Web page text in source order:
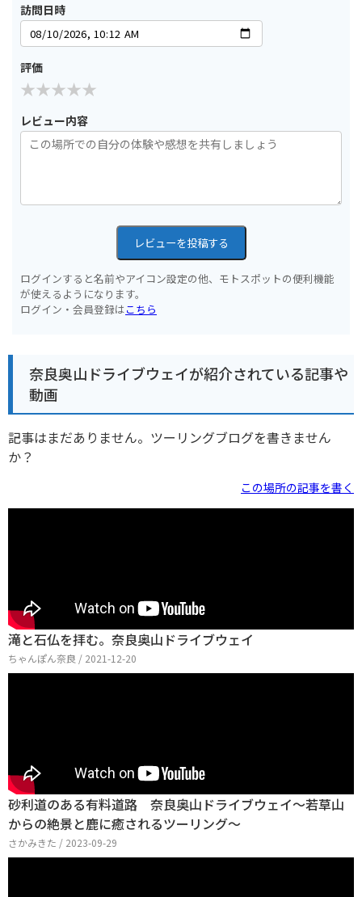
訪問日時
評価
レビュー内容
レビューを投稿する
ログインすると名前やアイコン設定の他、モトスポットの便利機能
が使えるようになります。
ログイン・会員登録はこちら
奈良奥山ドライブウェイが紹介されている記事や
動画
記事はまだありません。ツーリングブログを書きません
か？
この場所の記事を書く
滝と石仏を拝む。奈良奥山ドライブウェイ
ちゃんぽん奈良 / 2021-12-20
砂利道のある有料道路 奈良奥山ドライブウェイ～若草山
からの絶景と鹿に癒されるツーリング～
さかみきた / 2023-09-29